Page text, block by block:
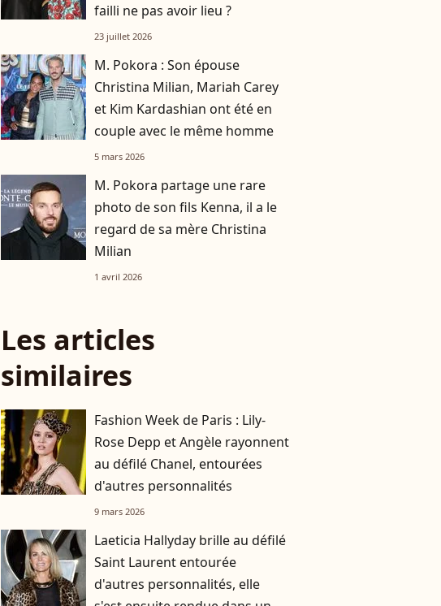
failli ne pas avoir lieu ?
23 juillet 2026
M. Pokora : Son épouse
Christina Milian, Mariah Carey
et Kim Kardashian ont été en
couple avec le même homme
5 mars 2026
M. Pokora partage une rare
photo de son fils Kenna, il a le
regard de sa mère Christina
Milian
1 avril 2026
Les articles
similaires
Fashion Week de Paris : Lily-
Rose Depp et Angèle rayonnent
au défilé Chanel, entourées
d'autres personnalités
9 mars 2026
Laeticia Hallyday brille au défilé
Saint Laurent entourée
d'autres personnalités, elle